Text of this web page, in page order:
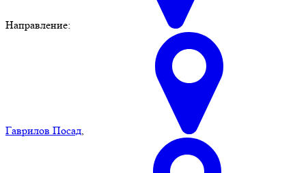
Направление:
Гаврилов Посад,